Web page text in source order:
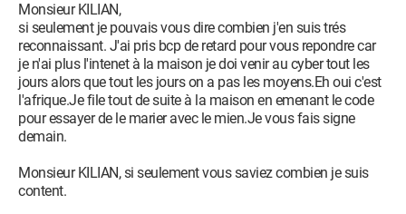
Monsieur KILIAN,
si seulement je pouvais vous dire combien j'en suis trés
reconnaissant. J'ai pris bcp de retard pour vous repondre car
je n'ai plus l'intenet à la maison je doi venir au cyber tout les
jours alors que tout les jours on a pas les moyens.Eh oui c'est
l'afrique.Je file tout de suite à la maison en emenant le code
pour essayer de le marier avec le mien.Je vous fais signe
demain.
Monsieur KILIAN, si seulement vous saviez combien je suis
content.